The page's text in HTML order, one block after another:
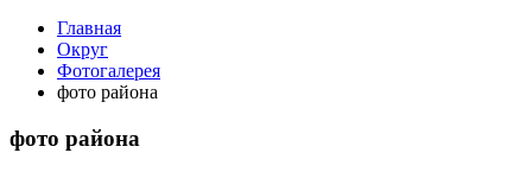
Главная
Округ
Фотогалерея
фото района
фото района